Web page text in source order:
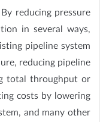
reducing pressure
in several ways,
pipeline system
reducing pipeline
total throughput or
costs by lowering
and many other